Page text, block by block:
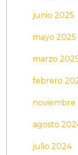
junio 2025
mayo 2025
marzo
febrero
noviembre
agosto
julio 2024